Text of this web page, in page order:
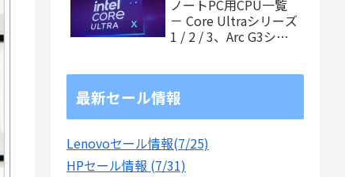
発売
ノートPC用CPU一覧
－ Core Ultraシリーズ
1 / 2 / 3、Arc G3シリ
最新セール情報
Lenovoセール情報(7/25)
HPセール情報 (7/31)